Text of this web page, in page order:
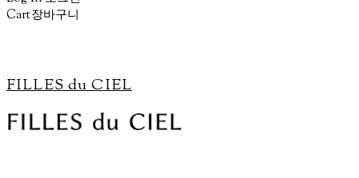
Cart장바구니
FILLES du CIEL